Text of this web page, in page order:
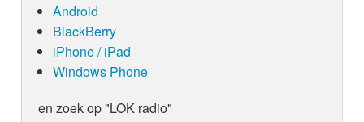
Android
BlackBerry
iPhone / iPad
Windows Phone
en zoek op "LOK radio"